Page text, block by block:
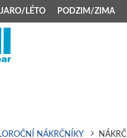
JARO/LÉTO
Kšiltovky
PODZIM/ZIMA
NÁKRČNÍKY